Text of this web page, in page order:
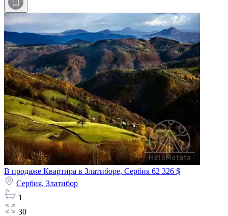
В продаже Квартира в Златиборе, Сербия 62 326 $
Сербия, Златибор
1
30